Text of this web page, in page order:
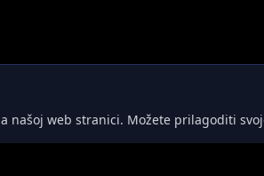
našoj web stranici. Možete prilagoditi